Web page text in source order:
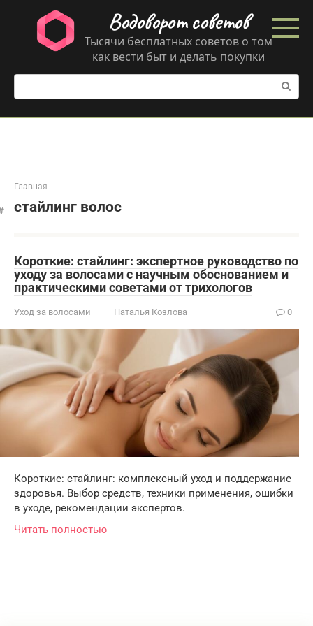
контенту
Водоворот советов
Тысячи бесплатных советов о том
как вести быт и делать покупки
Поиск:
Главная
стайлинг волос
Короткие: стайлинг: экспертное руководство по
уходу за волосами с научным обоснованием и
практическими советами от трихологов
Уход за волосами Наталья Козлова 0
Короткие: стайлинг: комплексный уход и поддержание
здоровья. Выбор средств, техники применения, ошибки
в уходе, рекомендации экспертов.
Читать полностью